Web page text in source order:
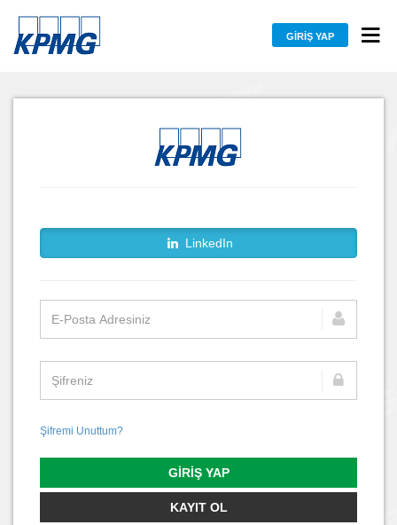
GIRIŞ YAP
LinkedIn
Şifremi Unuttum?
GIRIŞ YAP
KAYIT OL